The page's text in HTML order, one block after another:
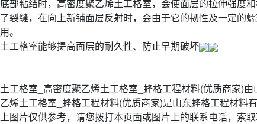
底部粘结时，高密度聚乙烯土工格室，会使面层的拉伸强度
了裂缝，在向上新铺面层反射时，会由于它的韧性及一定的
用。
土工格室能够提高面层的耐久性、防止早期破坏
土工格室_高密度聚乙烯土工格室_蜂格工程材料(优质商家)
乙烯土工格室_蜂格工程材料(优质商家)是山东蜂格工程材料
上图片仅供参考，请您拨打本页面或图片上的联系电话，索